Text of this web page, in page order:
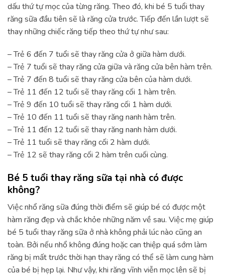
dấu thứ tự mọc của từng răng. Theo đó, khi bé 5 tuổi thay
răng sữa đầu tiên sẽ là răng cửa trước. Tiếp đến lần lượt sẽ
thay những chiếc răng tiếp theo thứ tự như sau:
– Trẻ 6 đến 7 tuổi sẽ thay răng cửa ở giữa hàm dưới.
– Trẻ 7 tuổi sẽ thay răng cửa giữa và răng cửa bên hàm trên.
– Trẻ 7 đến 8 tuổi sẽ thay răng cửa bên của hàm dưới.
– Trẻ 11 đến 12 tuổi sẽ thay răng cối 1 hàm trên.
– Trẻ 9 đến 10 tuổi sẽ thay răng cối 1 hàm dưới.
– Trẻ 10 đến 11 tuổi sẽ thay răng nanh hàm trên.
– Trẻ 11 đến 12 tuổi sẽ thay răng nanh hàm dưới.
– Trẻ 11 tuổi sẽ thay răng cối 2 hàm dưới.
– Trẻ 12 sẽ thay răng cối 2 hàm trên cuối cùng.
Bé 5 tuổi thay răng sữa tại nhà có được
không?
Việc nhổ răng sữa đúng thời điểm sẽ giúp bé có được một
hàm răng đẹp và chắc khỏe những năm về sau. Việc mẹ giúp
bé 5 tuổi thay răng sữa ở nhà không phải lúc nào cũng an
toàn. Bởi nếu nhổ không đúng hoặc can thiệp quá sớm làm
răng bị mất trước thời hạn thay răng có thể sẽ làm cung hàm
của bé bị hẹp lại. Như vậy, khi răng vĩnh viễn mọc lên sẽ bị